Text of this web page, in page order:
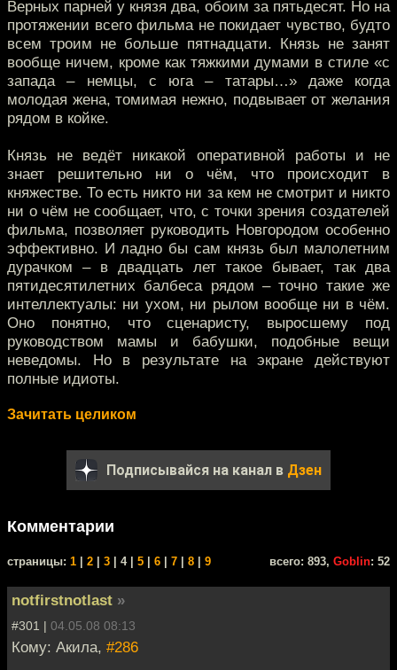
Верных парней у князя два, обоим за пятьдесят. Но на
протяжении всего фильма не покидает чувство, будто
всем троим не больше пятнадцати. Князь не занят
вообще ничем, кроме как тяжкими думами в стиле «с
запада – немцы, с юга – татары…» даже когда
молодая жена, томимая нежно, подвывает от желания
рядом в койке.
Князь не ведёт никакой оперативной работы и не
знает решительно ни о чём, что происходит в
княжестве. То есть никто ни за кем не смотрит и никто
ни о чём не сообщает, что, с точки зрения создателей
фильма, позволяет руководить Новгородом особенно
эффективно. И ладно бы сам князь был малолетним
дурачком – в двадцать лет такое бывает, так два
пятидесятилетних балбеса рядом – точно такие же
интеллектуалы: ни ухом, ни рылом вообще ни в чём.
Оно понятно, что сценаристу, выросшему под
руководством мамы и бабушки, подобные вещи
неведомы. Но в результате на экране действуют
полные идиоты.
Зачитать целиком
Подписывайся на канал в Дзен
Комментарии
cтраницы: 1 2 3 | 4 | 5 6 7 8 9 всего: 893, Goblin: 52
notfirstnotlast »
#301 | 04.05.08 08:13
Кому: Акила, #286